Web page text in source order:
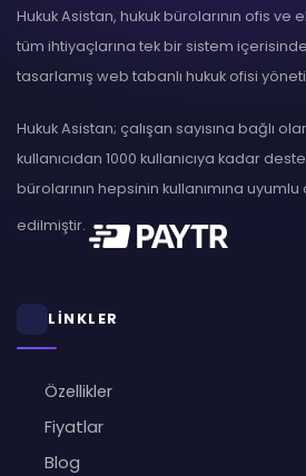
Hukuk Asistan, hukuk bürolarının ofis ve
tüm ihtiyaçlarına tek bir sistem
tasarlamış web tabanlı hukuk ofisi
Hukuk Asistan; çalışan sayısına bağlı
kullanıcıdan 1000 kullanıcıya kadar
bürolarının hepsinin kullanımına
edilmiştir.
LİNKLER
Özellikler
Fiyatlar
Blog